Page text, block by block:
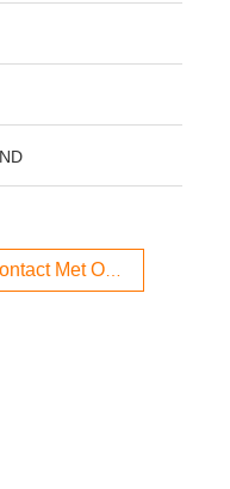
Met Ons Op